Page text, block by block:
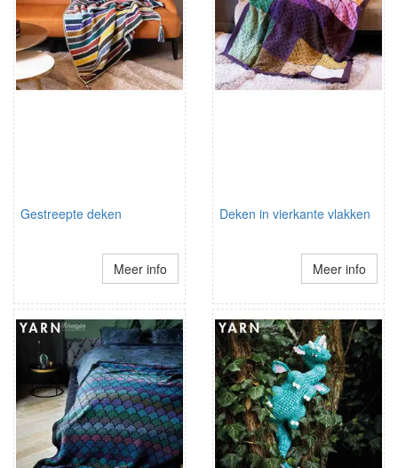
Gestreepte deken
Meer info
Deken in vierkante vlakken
Meer info